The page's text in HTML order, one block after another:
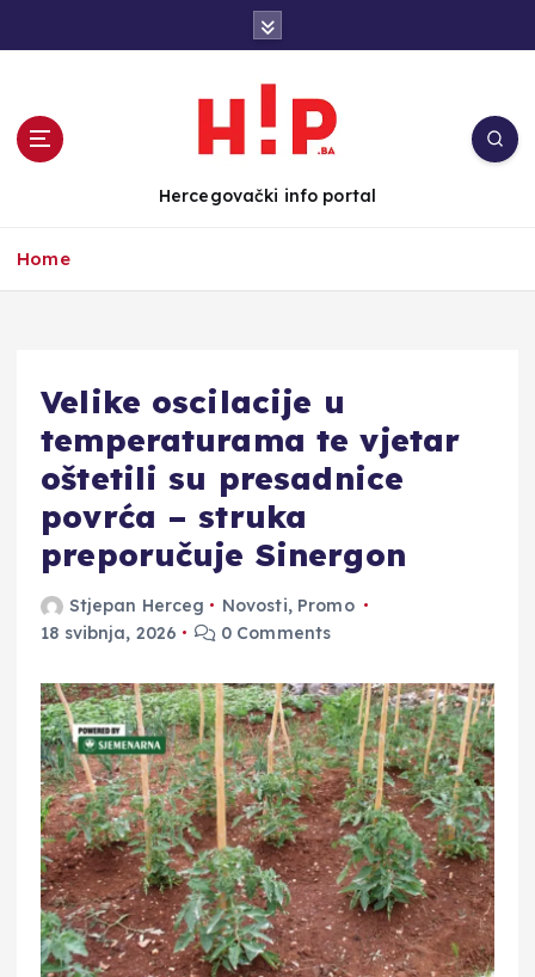
e
Hercegovački info portal
Home
Velike oscilacije u
temperaturama te vjetar
oštetili su presadnice
povrća – struka
preporučuje Sinergon
Stjepan Herceg Novosti, Promo
18 svibnja, 2026
0 Comments